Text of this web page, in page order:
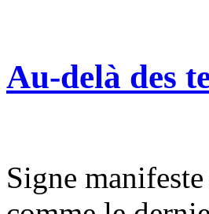
Au-delà des
Signe manifeste